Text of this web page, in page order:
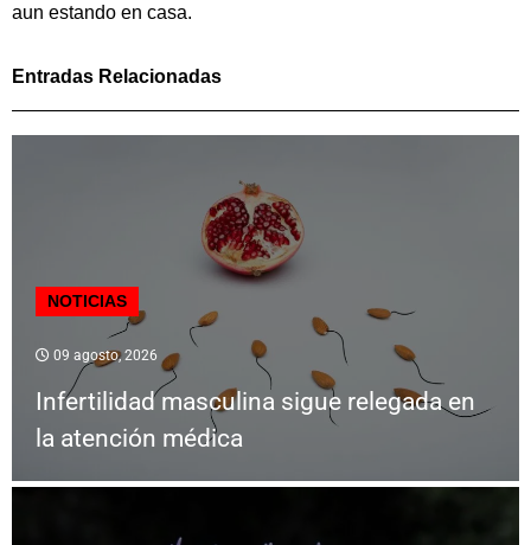
aun estando en casa.
Entradas Relacionadas
NOTICIAS
09 agosto, 2026
Infertilidad masculina sigue relegada en
la atención médica